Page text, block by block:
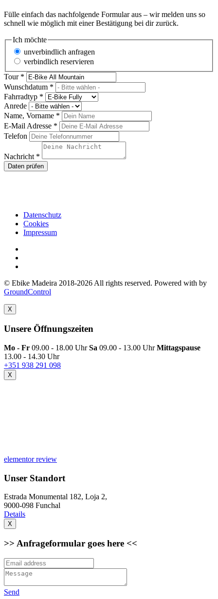
Fülle einfach das nachfolgende Formular aus – wir melden uns so
schnell wie möglich mit einer Bestätigung bei dir zurück.
Ich möchte
unverbindlich anfragen
verbindlich reservieren
Tour *
Wunschdatum *
Fahrradtyp *
Anrede
Name, Vorname *
E-Mail Adresse *
Telefon
Nachricht *
Daten prüfen
Datenschutz
Cookies
Impressum
© Ebike Madeira 2018-2026 All rights reserved. Powered with by
GroundControl
X
Unsere Öffnungszeiten
Mo - Fr 09.00 - 18.00 Uhr Sa 09.00 - 13.00 Uhr Mittagspause
13.00 - 14.30 Uhr
+351 938 291 098
X
elementor review
Unser Standort
Estrada Monumental 182, Loja 2,
9000-098 Funchal
Details
X
>> Anfrageformular goes here <<
Send